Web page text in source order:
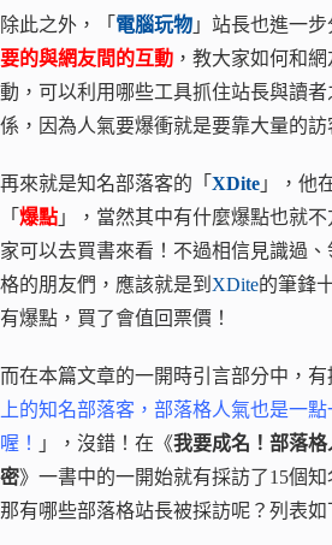
除此之外，「 電腦玩物 」站長也進一
要的與網友間的互動 ，教大家如何和
動，可以利用哪些工具抓住站長與讀者
係，因為人氣要爆衝就是要靠大量的訪
再來就是知名部落客的「 XDite 」，他
「 爆點 」，當然其中有什麼爆點也就
家可以去買書來看！不過相信見識過、
格的朋友們，應該就是到 XDite的筆鋒
有爆點，買了會值回票價！
而在本篇文章的一開時引言部分中，有
上的知名部落客，部落格人氣也是一
喔！
」，沒錯！在《我要成名！部落
密》一書中的一開始就有採訪了15個知
那有哪些部落格站長被採訪呢？列表如